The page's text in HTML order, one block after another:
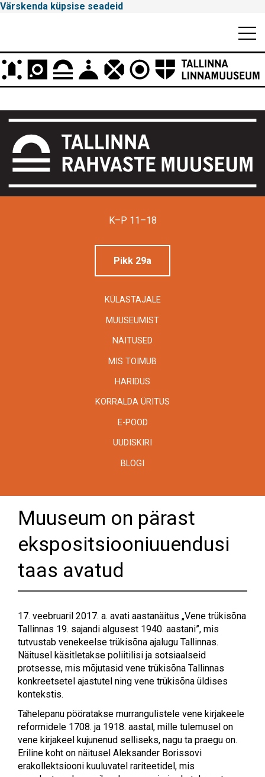
Värskenda küpsise seadeid
Peamenüü
K–P 11–18
Pikk 29a
KÜLASTAJALE
MUUSEUMIST
NÄITUSED
MIS TOIMUB
HARIDUS
KORRALDA ÜRITUS
E-POOD
UUDISKIRI
BLOGI
Muuseum on pärast
ekspositsiooniuuendusi
taas avatud
17. veebruaril 2017. a. avati aastanäitus „Vene trükisõna
Tallinnas 19. sajandi algusest 1940. aastani”, mis
tutvustab venekeelse trükisõna ajalugu Tallinnas.
Näitusel käsitletakse poliitilisi ja sotsiaalseid
protsesse, mis mõjutasid vene trükisõna Tallinnas
konkreetsetel ajastutel ning vene trükisõna üldises
kontekstis.
Tähelepanu pööratakse murrangulistele vene kirjakeele
reformidele 1708. ja 1918. aastal, mille tulemusel on
vene kirjakeel kujunenud selliseks, nagu ta praegu on.
Eriline koht on näitusel Aleksander Borissovi
erakollektsiooni kuuluvatel rariteetidel, mis